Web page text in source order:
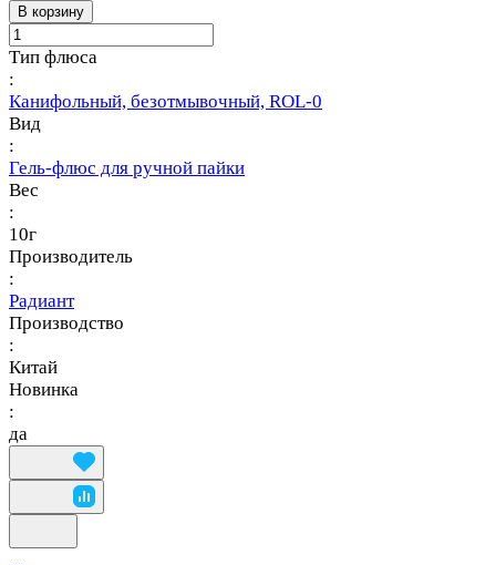
В корзину
Тип флюса
:
Канифольный, безотмывочный, ROL-0
Вид
:
Гель-флюс для ручной пайки
Вес
:
10г
Производитель
:
Радиант
Производство
:
Китай
Новинка
:
да